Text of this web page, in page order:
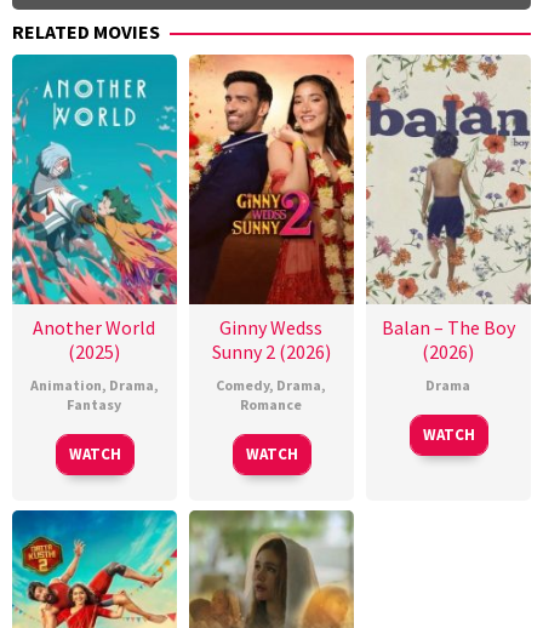
RELATED MOVIES
Another World
(2025)
Animation, Drama,
Fantasy
WATCH
Ginny Wedss
Sunny 2 (2026)
Comedy, Drama,
Romance
WATCH
Balan – The Boy
(2026)
Drama
WATCH